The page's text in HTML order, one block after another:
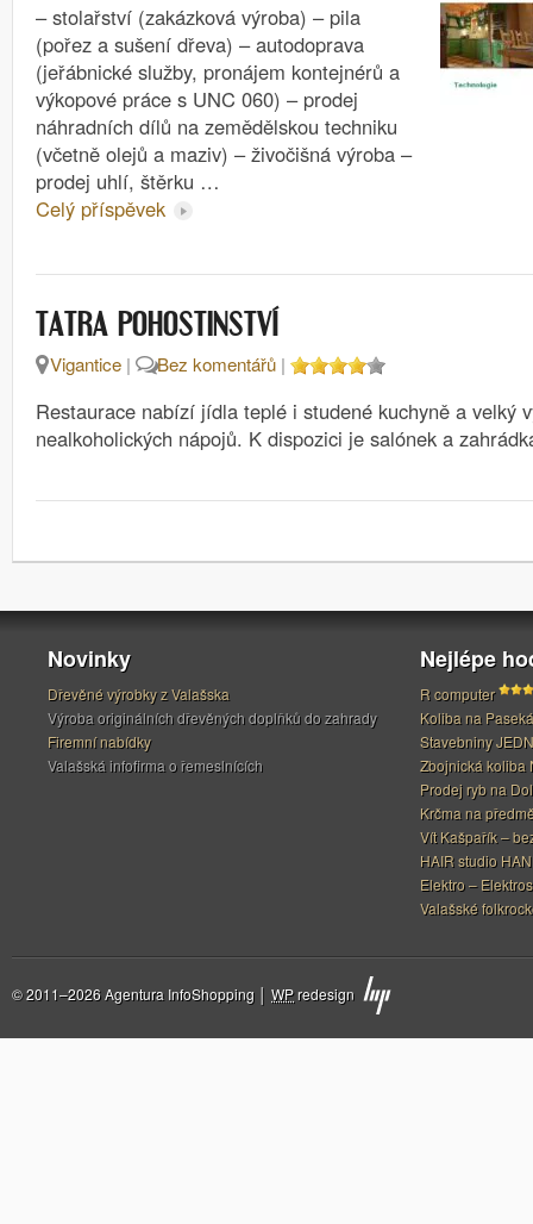
– stolařství (zakázková výroba) – pila
(pořez a sušení dřeva) – autodoprava
(jeřábnické služby, pronájem kontejnérů a
výkopové práce s UNC 060) – prodej
náhradních dílů na zemědělskou techniku
(včetně olejů a maziv) – živočišná výroba –
prodej uhlí, štěrku …
Celý příspěvek
TATRA POHOSTINSTVÍ
Vigantice | Bez komentářů |
Restaurace nabízí jídla teplé i studené kuchyně a velký
nealkoholických nápojů. K dispozici je salónek a
Novinky
Dřevěné výrobky z Valašska
Výroba originálních dřevěných doplňků do zahrady
Firemní nabídky
Valašská infofirma o řemeslnících
Nejlépe
R computer
Koliba na
Stavebniny
Zbojnická koliba
Prodej ryb na
Krčma na
Vít Kašpařík –
HAIR studio
Elektro –
Valašské
© 2011–2026 Agentura InfoShopping │ WPredesign